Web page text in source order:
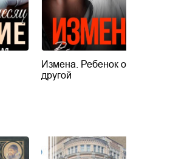
Измена. Ребенок от
другой